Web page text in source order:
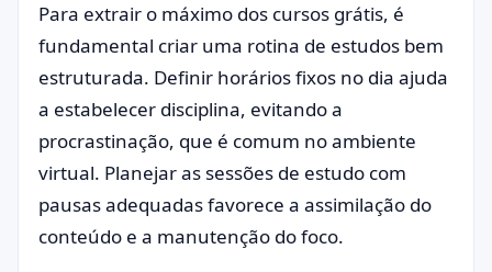
Para extrair o máximo dos cursos grátis, é
fundamental criar uma rotina de estudos bem
estruturada. Definir horários fixos no dia ajuda
a estabelecer disciplina, evitando a
procrastinação, que é comum no ambiente
virtual. Planejar as sessões de estudo com
pausas adequadas favorece a assimilação do
conteúdo e a manutenção do foco.